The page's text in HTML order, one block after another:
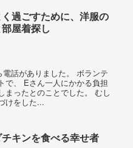
過ごすために、洋服の
屋着探し
話がありました。 ボランテ
で、 Eさん一人にかかる負担
まったとのことでした。 むし
けをした...
キンを食べる幸せ者